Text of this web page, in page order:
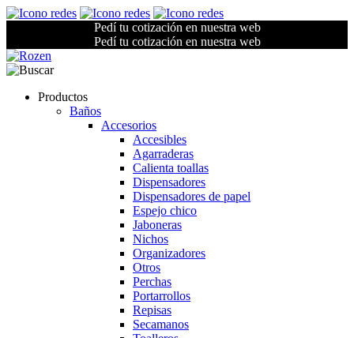
Pedí tu cotización en nuestra web
Pedí tu cotización en nuestra web
Productos
Baños
Accesorios
Accesibles
Agarraderas
Calienta toallas
Dispensadores
Dispensadores de papel
Espejo chico
Jaboneras
Nichos
Organizadores
Otros
Perchas
Portarrollos
Repisas
Secamanos